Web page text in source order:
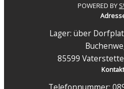
POWERED BY
Lager: über
85599
Kontakt